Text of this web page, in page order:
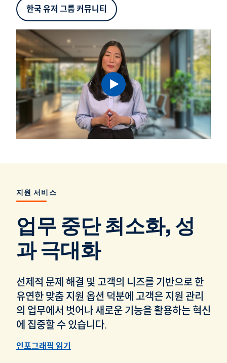
한국 유저 그룹 커뮤니티
지원 서비스
업무 중단 최소화, 성
과 극대화
선제적 문제 해결 및 고객의 니즈를 기반으로 한
유연한 맞춤 지원 옵션 덕분에 고객은 지원 관리
의 업무에서 벗어나 새로운 기능을 활용하는 혁신
에 집중할 수 있습니다.
인포그래픽 읽기